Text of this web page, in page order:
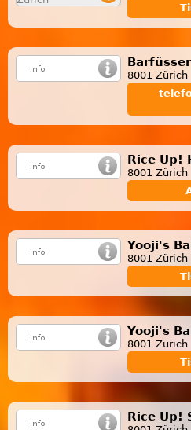
Barfüsser
8001 Zürich
Rice Up!
8001 Zürich
Yooji's
8001 Zürich
Yooji's
8001 Zürich
Rice Up!